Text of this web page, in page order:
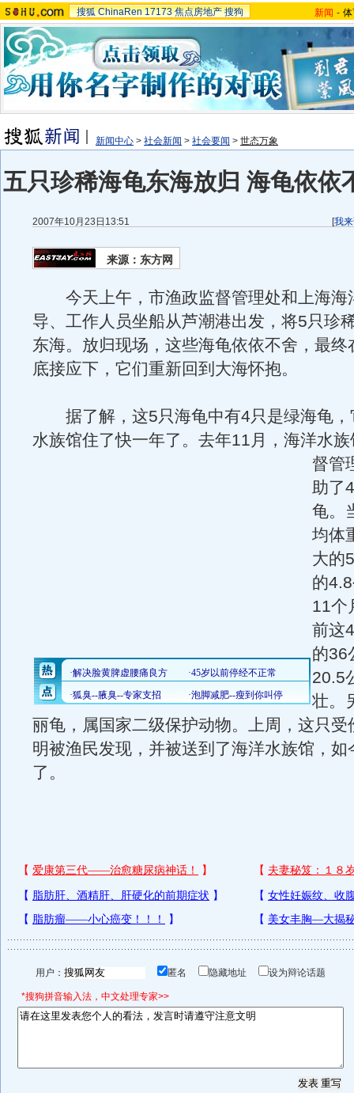
搜狐 ChinaRen 17173 焦点房地产 搜狗 新闻 -
新闻中心 > 社会新闻 > 社会要闻 > 世态万象
五只珍稀海龟东海放归 海龟依依
2007年10月23日13:51 [我
来源：东方网
今天上午，市渔政监督管理处和上海海
导、工作人员坐船从芦潮港出发，将5只珍
东海。放归现场，这些海龟依依不舍，最终
底接应下，它们重新回到大海怀抱。
据了解，这5只海龟中有4只是绿海龟，
水族馆住了快一年了。 去年11月，海洋水
督管
助了
龟。
均体
大的
的
11个
前这
的36
20.5
壮。
丽龟，属国家二级保护动物。上周，这只受
明被渔民发现，并被送到了海洋水族馆，如
了。
用户： 匿名 隐藏地址 设为辩论话题
*搜狗拼音输入法，中文处理专家>>